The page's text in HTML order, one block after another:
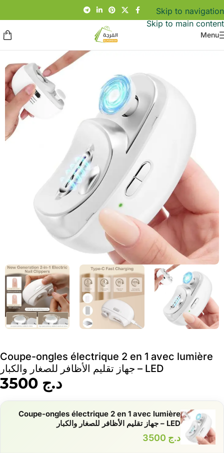
Skip to navigation
Skip to main content
Menu
Coupe-ongles électrique 2 en 1 avec lumière
LED – جهاز تقليم الأظافر للصغار والكبار
د.ج
Coupe-ongles électrique 2 en 1 avec lumière
LED – جهاز تقليم الأظافر للصغار والكبار
د.ج